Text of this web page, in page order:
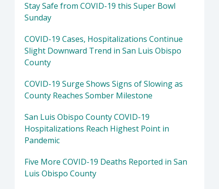
Stay Safe from COVID-19 this Super Bowl
Sunday
COVID-19 Cases, Hospitalizations Continue
Slight Downward Trend in San Luis Obispo
County
COVID-19 Surge Shows Signs of Slowing as
County Reaches Somber Milestone
San Luis Obispo County COVID-19
Hospitalizations Reach Highest Point in
Pandemic
Five More COVID-19 Deaths Reported in San
Luis Obispo County